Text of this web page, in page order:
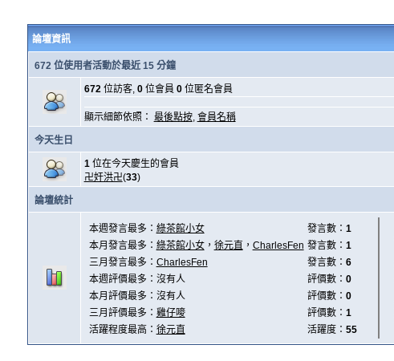
論壇資訊
672 位使用者活動於最近 15 分鐘
672位訪客, 0位會員 0位匿名會員
顯示細節依照： 最後點按, 會員名稱
今天生日
1位在今天慶生的會員
卍奸洪卍(33)
論壇統計
本週發言最多： 綠茶館小女 發言數： 1
本月發言最多： 綠茶館小女， 徐元直 ， CharlesFen 發言數： 1
三月發言最多： CharlesFen 發言數： 6
本週評價最多：沒有人
評價數： 0
本月評價最多：沒有人
評價數： 0
三月評價最多： 雞仔嘜 評價數： 1
活躍程度最高： 徐元直 活躍度： 55